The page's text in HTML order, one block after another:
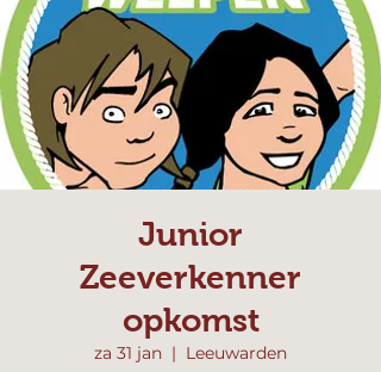
Junior
Zeeverkenner
opkomst
za 31 jan
  |
Leeuwarden